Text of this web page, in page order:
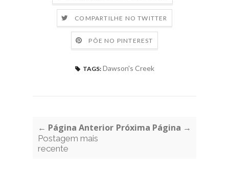
COMPARTILHE NO TWITTER
PÕE NO PINTEREST
TAGS: Dawson's Creek
← Página Anterior
Postagem mais
recente
Próxima Página →